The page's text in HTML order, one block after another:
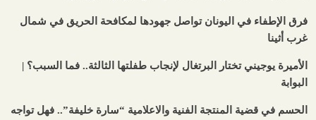
فرق الإطفاء في اليونان تواصل جهودها لمكافحة الحريق في شمال
غرب أثينا
الأميرة يوجيني تختار البرتغال لإنجاب طفلتها الثالثة.. فما السبب؟ |
البوابة
الحسم في قضية المنتجة الفنية والاعلامية “سارة خليفة”.. فهل تواجه